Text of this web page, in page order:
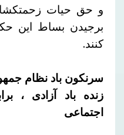
و حق حیات
برجیدن بساط این
کنند.
سرنکون باد نظام
زنده باد آزادی ،
اجتماعی